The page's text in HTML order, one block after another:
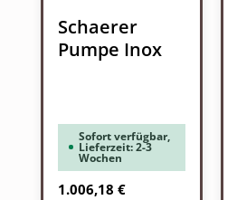
Schaerer
Pumpe Inox
Sofort verfügbar,
Lieferzeit: 2-3
Wochen
Regulärer Preis:
1.006,18 €